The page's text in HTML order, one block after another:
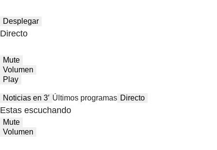
Desplegar
Directo
Mute
Volumen
Play
Noticias en 3′ Últimos programas Directo
Estas escuchando
Mute
Volumen